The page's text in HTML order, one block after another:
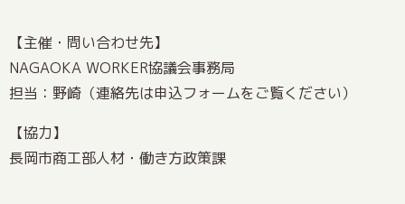
【主催・問い合わせ先】
NAGAOKA WORKER協議会事務局
担当：野崎（連絡先は申込フォームをご覧ください）
【協力】
長岡市商工部人材・働き方政策課